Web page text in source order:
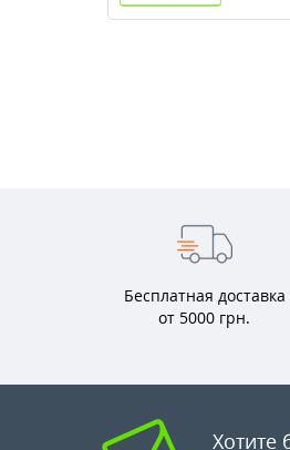
Бесплатная доставка
от 5000 грн.
Хотите